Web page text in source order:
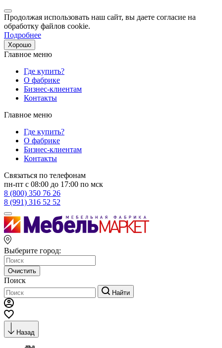
Продолжая использовать наш сайт, вы даете согласие на
обработку файлов cookie.
Подробнее
Хорошо
Главное меню
Где купить?
О фабрике
Бизнес-клиентам
Контакты
Главное меню
Где купить?
О фабрике
Бизнес-клиентам
Контакты
Связаться по телефонам
пн-пт с 08:00 до 17:00 по мск
8 (800) 350 76 26
8 (991) 316 52 52
Выберите город:
Очистить
Поиск
Найти
Назад